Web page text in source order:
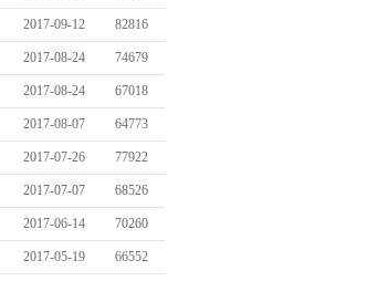
2017-09-12 82816
2017-08-24 74679
2017-08-24 67018
2017-08-07 64773
2017-07-26 77922
2017-07-07 68526
2017-06-14 70260
2017-05-19 66552